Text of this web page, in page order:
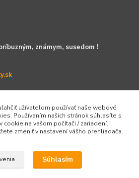
známym, susedom !
užívateľom používať naše webové
Používaním našich stránok súhlasíte s
cookie na vašom počítači / zariadení.
zmeniť v nastavení vášho prehliadača.
Súhlasím